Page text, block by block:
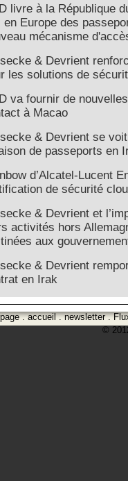
livre à la République
en Europe des
mécanisme
& Devrient
les solutions de
va fournir de
à Macao
& Devrient se
de passeports en
d’Alcatel-Lucent
de sécurité
& Devrient et
activités hors
aux
& Devrient
en Irak
.accueil.newsletter.
©